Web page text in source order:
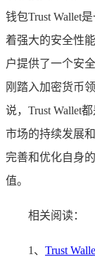
钱包Trust Wallet
着强大的安全性
户提供了一个安
刚踏入加密货币
说，Trust Wallet
市场的持续发展
完善和优化自身
值。
相关阅读：
1、 Trust